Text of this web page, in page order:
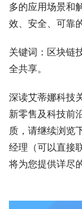
多的应用场景和
效、安全、可靠
关键词：区块链
全共享。
深读艾蒂娜科技
新零售及科技前
质，请继续浏览
经理（可以直接
将为您提供详尽